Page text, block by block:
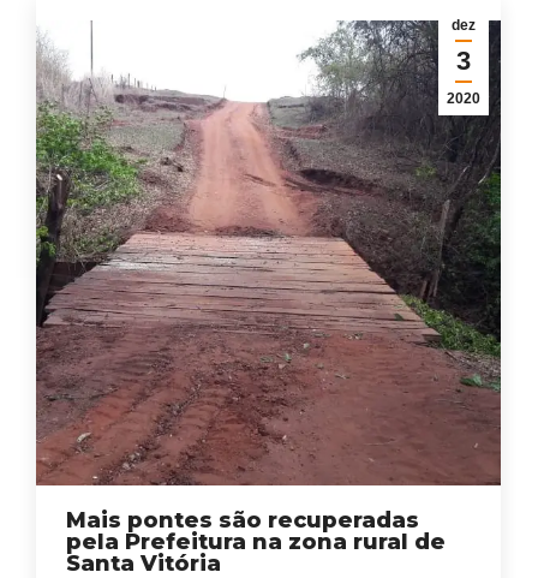
dez
3
2020
Mais pontes são recuperadas
pela Prefeitura na zona rural de
Santa Vitória